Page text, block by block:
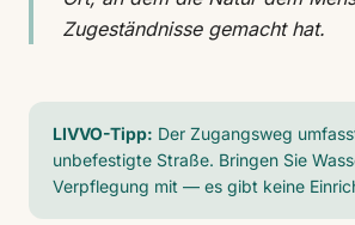
Zugeständnisse gemacht hat.
LIVVO-Tipp: Der Zugangsweg
unbefestigte Straße. Bringen Sie
Verpflegung mit — es gibt keine